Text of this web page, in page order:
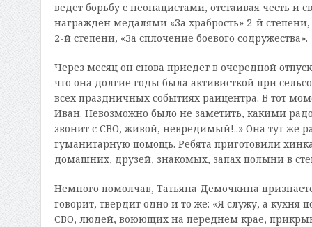
ведет борьбу с неонацистами, отстаивая честь и
награжден медалями «За храбрость» 2-й
2-й степени, «За сплочение боевого содружества».
Через месяц он снова приедет в очередной
что она долгие годы была активисткой при
всех праздничных событиях райцентра. В тот
Иван. Невозможно было не заметить, какими
звонит с СВО, живой, невредимый!..» Она тут же
гуманитарную помощь. Ребята приготовили
домашних, друзей, знакомых, запах полыни в
Немного помолчав, Татьяна Демочкина
говорит, твердит одно и то же: «Я служу, а кухня
СВО, людей, воюющих на переднем крае,